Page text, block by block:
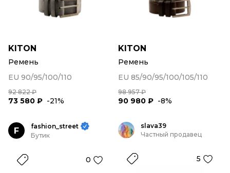
KITON
Ремень
EU 90/95/100/110
92 822 ₽
73 580 ₽ -21%
KITON
Ремень
EU 85/90/95/100/105/110
98 957 ₽
90 980 ₽ -8%
F
fashion_street
Бутик
0
slava39
Частный продавец
5